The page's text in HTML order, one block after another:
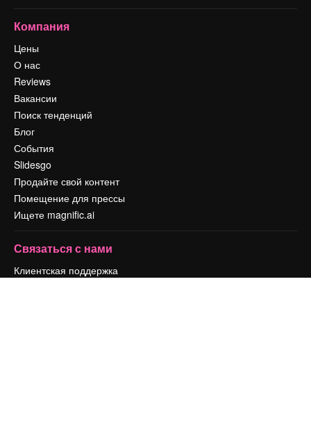
Компания
Цены
О нас
Reviews
Вакансии
Поиск тенденций
Блог
События
Slidesgo
Продайте свой контент
Помещение для прессы
Ищете magnific.ai
Связаться с нами
Клиентская поддержка